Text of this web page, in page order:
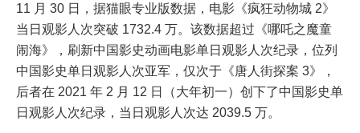
11 月 30 日，据猫眼专业版数据，电影《疯狂动物城 2》
当日观影人次突破 1732.4 万。该数据超过《哪吒之魔童
闹海》，刷新中国影史动画电影单日观影人次纪录，位列
中国影史单日观影人次亚军，仅次于《唐人街探案 3》，
后者在 2021 年 2 月 12 日（大年初一）创下了中国影史单
日观影人次纪录，当日观影人次达 2039.5 万。